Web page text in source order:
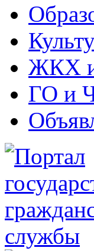
ЖКХ и
ГО и